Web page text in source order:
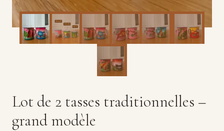
Lot de 2 tasses traditionnelles –
grand modèle